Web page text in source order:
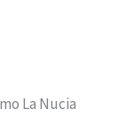
La Nucia